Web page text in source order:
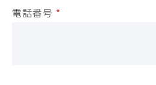
電話番号 *